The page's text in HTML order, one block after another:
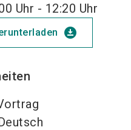
Uhr - 12:20 Uhr
download_for_offline